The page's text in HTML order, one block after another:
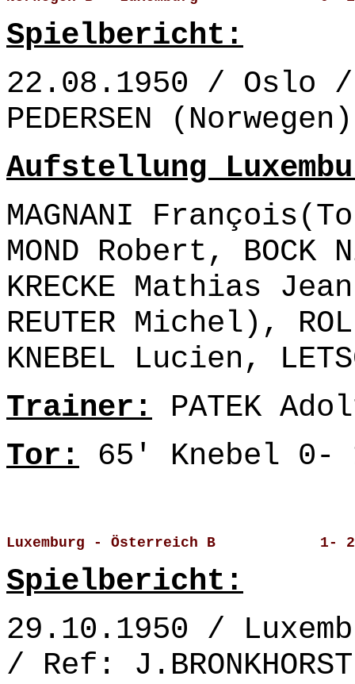
Spielbericht:
22.08.1950 / Oslo
PEDERSEN
Aufstellung
MAGNANI
MOND Robert,
KRECKE Mathias
REUTER Michel),
KNEBEL Lucien,
Trainer: PATEK
Tor: 65' Knebel 0-
Luxemburg - Österreich B            1-
Spielbericht:
29.10.1950 /
/ Ref: